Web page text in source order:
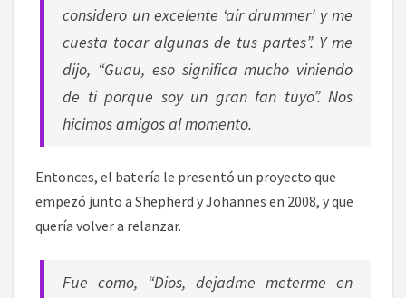
considero un excelente ‘air drummer’ y me
cuesta tocar algunas de tus partes”. Y me
dijo, “Guau, eso significa mucho viniendo
de ti porque soy un gran fan tuyo”. Nos
hicimos amigos al momento.
Entonces, el batería le presentó un proyecto que
empezó junto a Shepherd y Johannes en 2008, y que
quería volver a relanzar.
Fue como, “Dios, dejadme meterme en